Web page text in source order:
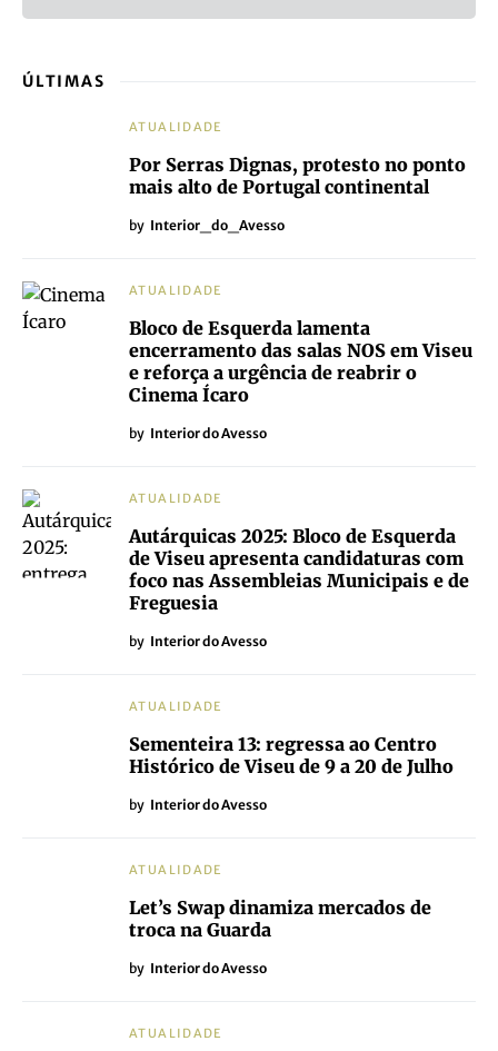
ÚLTIMAS
ATUALIDADE
Por Serras Dignas, protesto no ponto
mais alto de Portugal continental
by Interior_do_Avesso
ATUALIDADE
Bloco de Esquerda lamenta
encerramento das salas NOS em Viseu
e reforça a urgência de reabrir o
Cinema Ícaro
by Interior do Avesso
ATUALIDADE
Autárquicas 2025: Bloco de Esquerda
de Viseu apresenta candidaturas com
foco nas Assembleias Municipais e de
Freguesia
by Interior do Avesso
ATUALIDADE
Sementeira 13: regressa ao Centro
Histórico de Viseu de 9 a 20 de Julho
by Interior do Avesso
ATUALIDADE
Let’s Swap dinamiza mercados de
troca na Guarda
by Interior do Avesso
ATUALIDADE